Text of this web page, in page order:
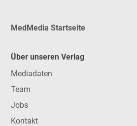
MedMedia Startseite
Über unseren Verlag
Mediadaten
Team
Jobs
Kontakt